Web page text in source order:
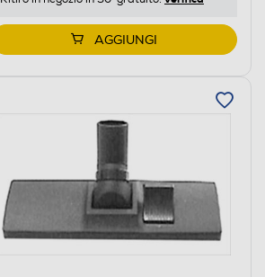
AGGIUNGI